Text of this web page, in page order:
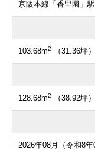
京阪本線「香里園」
103.68m2 （31.36坪）
128.68m2 （38.92坪）
2026年08月（令和8年